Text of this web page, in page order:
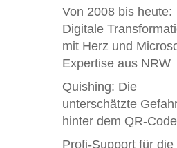
Von 2008 bis heute:
Digitale
mit Herz und
Expertise aus NRW
Quishing: Die
unterschätzte
hinter dem QR-Code
Profi-Support für die